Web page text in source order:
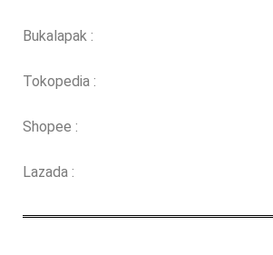
Bukalapak :
Tokopedia :
Shopee :
Lazada :